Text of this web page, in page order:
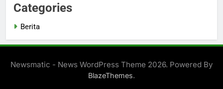
Categories
Berita
Newsmatic - News WordPress Theme 2026. Powered By
BlazeThemes.